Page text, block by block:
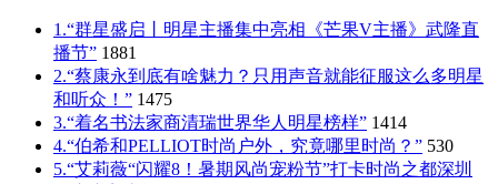
1.“群星盛启丨明星主播集中亮相《芒果V主播》武隆直
播节” 1881
2.“蔡康永到底有啥魅力？只用声音就能征服这么多明星
和听众！” 1475
3.“着名书法家商清瑞世界华人明星榜样” 1414
4.“伯希和PELLIOT时尚户外，究竟哪里时尚？” 530
5.“艾莉薇“闪耀8！暑期风尚宠粉节”打卡时尚之都深圳